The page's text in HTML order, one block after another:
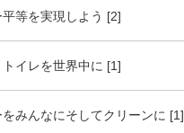
等を実現しよう [2]
イレを世界中に [1]
みんなにそしてクリーンに [1]